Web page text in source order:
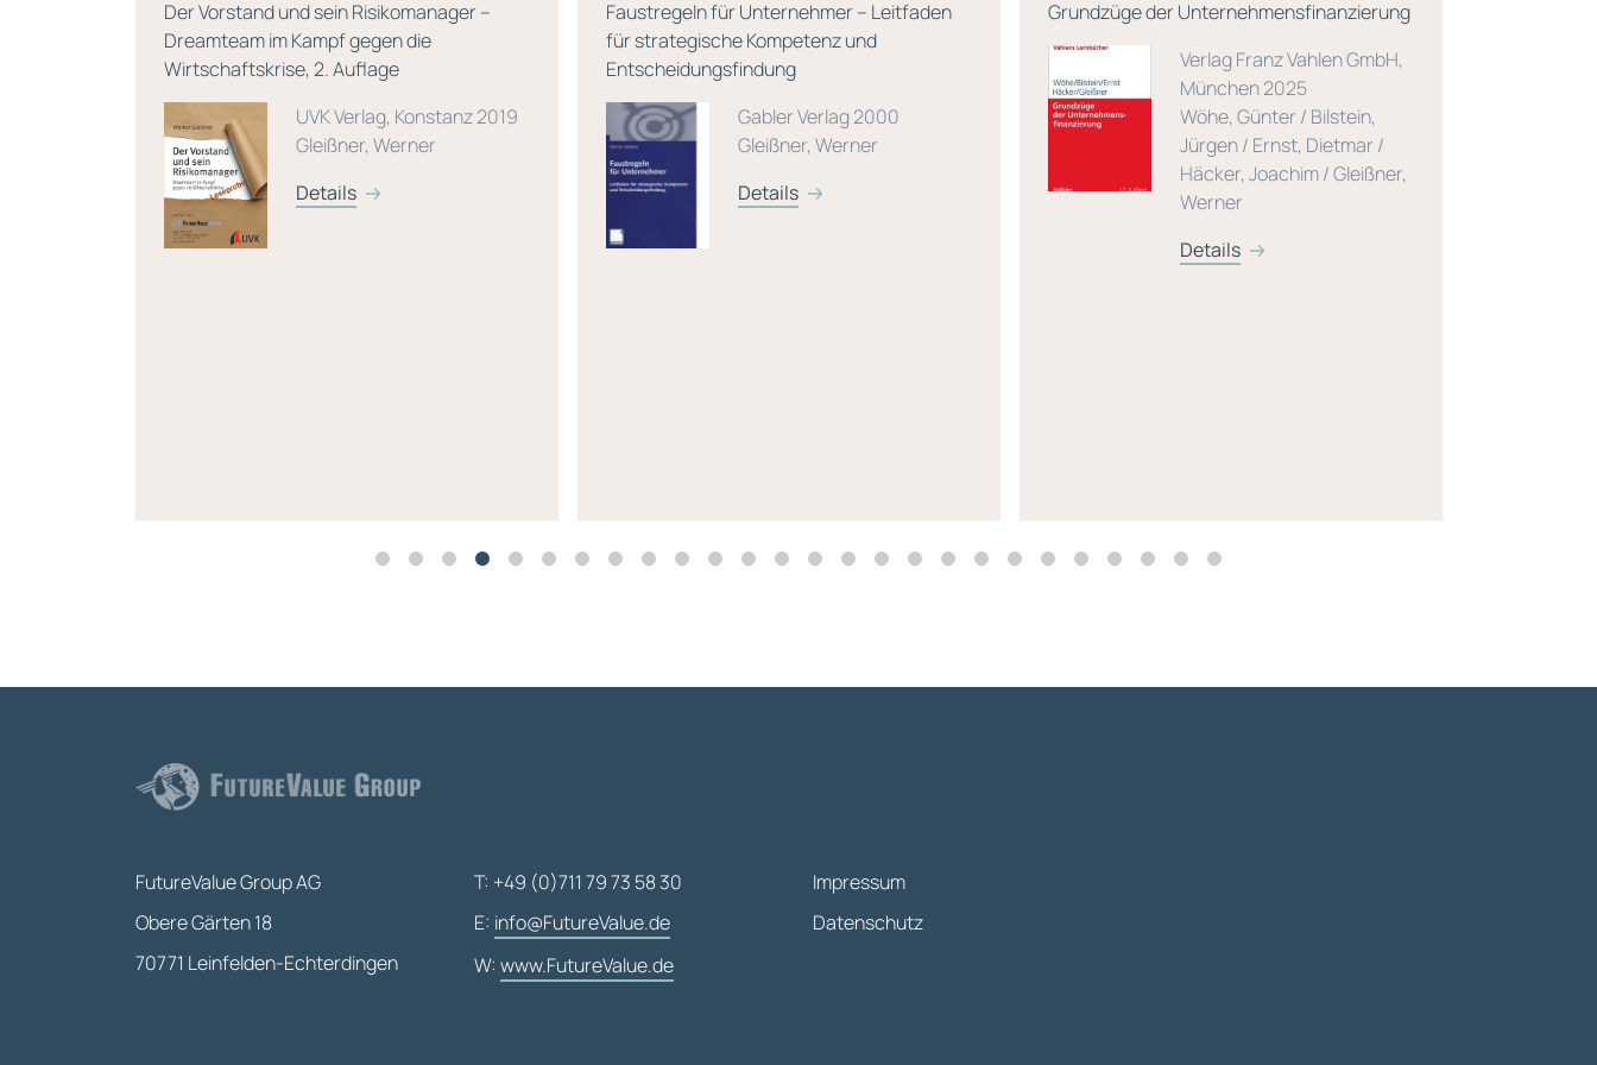
Der Vorstand und sein Risikomanager –
Dreamteam im Kampf gegen die
Wirtschaftskrise, 2. Auflage
UVK Verlag, Konstanz 2019
Gleißner, Werner
Details
Faustregeln für Unternehmer – Leitfaden
für strategische Kompetenz und
Entscheidungsfindung
Gabler Verlag 2000
Gleißner, Werner
Details
Grundzüge der Unternehmensfinanzierung
Verlag Franz Vahlen GmbH,
München 2025
Wöhe, Günter / Bilstein,
Jürgen / Ernst, Dietmar /
Häcker, Joachim / Gleißner,
Werner
Details
FutureValue Group AG
Obere Gärten 18
70771 Leinfelden-Echterdingen
T: +49 (0)711 79 73 58 30
E: info@FutureValue.de
W: www.FutureValue.de
Impressum
Datenschutz